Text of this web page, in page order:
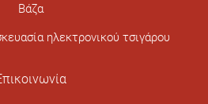
Βάζα
ηλεκτρονικού τσιγάρου